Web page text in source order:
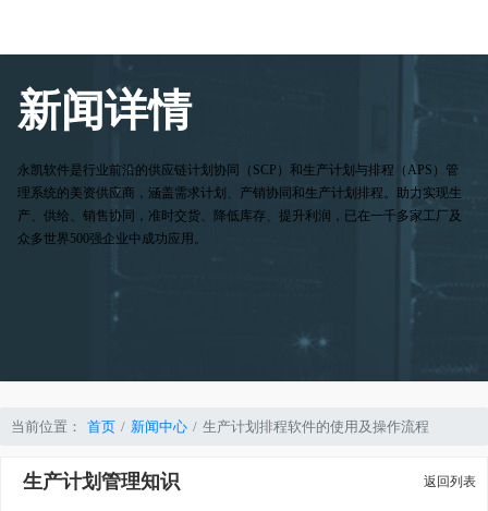
新闻详情
永凯软件是行业前沿的供应链计划协同（SCP）和生产计划与排程（APS）管
理系统的美资供应商，涵盖需求计划、产销协同和生产计划排程。助力实现生
产、供给、销售协同，准时交货、降低库存、提升利润，已在一千多家工厂及
众多世界500强企业中成功应用。
当前位置： 首页 新闻中心 生产计划排程软件的使用及操作流程
生产计划管理知识 返回列表